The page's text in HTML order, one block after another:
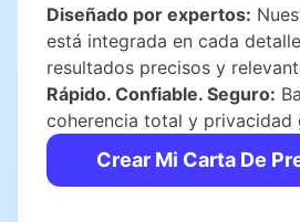
Diseñado por expertos:
está integrada en cada
resultados precisos y
Rápido. Confiable. Seguro:
coherencia total y privacidad
Crear Mi Carta De